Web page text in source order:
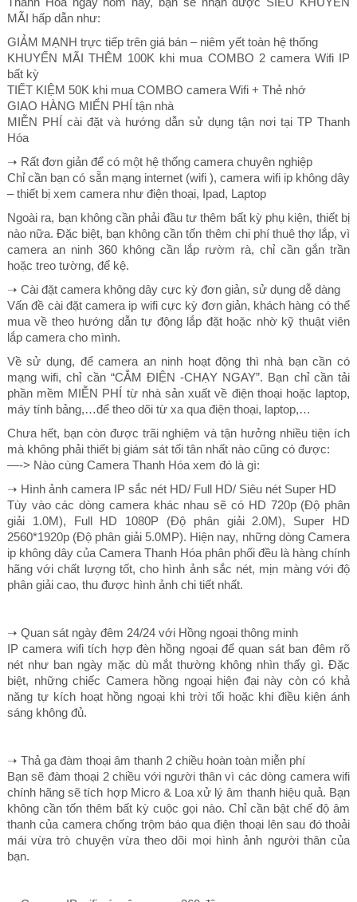
MÃI hấp dẫn như:
GIẢM MẠNH trực tiếp trên giá bán – niêm yết toàn hệ thống
KHUYẾN MÃI THÊM 100K khi mua COMBO 2 camera Wifi IP
bất kỳ
TIẾT KIỆM 50K khi mua COMBO camera Wifi + Thẻ nhớ
GIAO HÀNG MIỂN PHÍ tận nhà
MIỄN PHÍ cài đặt và hướng dẫn sử dụng tận nơi tại TP Thanh
Hóa
➝ Rất đơn giản để có một hệ thống camera chuyên nghiệp
Chỉ cần bạn có sẵn mạng internet (wifi ), camera wifi ip không dây
– thiết bị xem camera như điện thoại, Ipad, Laptop
Ngoài ra, bạn không cần phải đầu tư thêm bất kỳ phụ kiện, thiết bị
nào nữa. Đặc biệt, bạn không cần tốn thêm chi phí thuê thợ lắp, vì
camera an ninh 360 không cần lắp rườm rà, chỉ cần gắn trần
hoặc treo tường, để kệ.
➝ Cài đặt camera không dây cực kỳ đơn giản, sử dụng dễ dàng
Vấn đề cài đặt camera ip wifi cực kỳ đơn giản, khách hàng có thể
mua về theo hướng dẫn tự động lắp đặt hoặc nhờ kỹ thuật viên
lắp camera cho mình.
Về sử dụng, để camera an ninh hoạt động thì nhà bạn cần có
mạng wifi, chỉ cần “CẮM ĐIỆN -CHẠY NGAY”. Bạn chỉ cần tải
phần mềm MIỄN PHÍ từ nhà sản xuất về điện thoại hoặc laptop,
máy tính bảng,…để theo dõi từ xa qua điện thoại, laptop,…
Chưa hết, bạn còn được trãi nghiệm và tận hưởng nhiều tiện ích
mà không phải thiết bị giám sát tối tân nhất nào cũng có được:
—-> Nào cùng Camera Thanh Hóa xem đó là gì:
➝ Hình ảnh camera IP sắc nét HD/ Full HD/ Siêu nét Super HD
Tùy vào các dòng camera khác nhau sẽ có HD 720p (Độ phân
giải 1.0M), Full HD 1080P (Độ phân giải 2.0M), Super HD
2560*1920p (Độ phân giải 5.0MP). Hiện nay, những dòng Camera
ip không dây của Camera Thanh Hóa phân phối đều là hàng chính
hãng với chất lượng tốt, cho hình ảnh sắc nét, mịn màng với độ
phân giải cao, thu được hình ảnh chi tiết nhất.
➝ Quan sát ngày đêm 24/24 với Hồng ngoại thông minh
IP camera wifi tích hợp đèn hồng ngoại để quan sát ban đêm rõ
nét như ban ngày mặc dù mắt thường không nhìn thấy gì. Đặc
biệt, những chiếc Camera hồng ngoại hiện đại này còn có khả
năng tự kích hoạt hồng ngoại khi trời tối hoặc khi điều kiện ánh
sáng không đủ.
➝ Thả ga đàm thoại âm thanh 2 chiều hoàn toàn miễn phí
Bạn sẽ đàm thoại 2 chiều với người thân vì các dòng camera wifi
chính hãng sẽ tích hợp Micro & Loa xử lý âm thanh hiệu quả. Bạn
không cần tốn thêm bất kỳ cuộc gọi nào. Chỉ cần bật chế độ âm
thanh của camera chống trộm báo qua điện thoại lên sau đó thoải
mái vừa trò chuyện vừa theo dõi mọi hình ảnh người thân của
bạn.